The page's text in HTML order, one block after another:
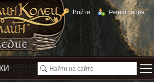
Войти Регистрация